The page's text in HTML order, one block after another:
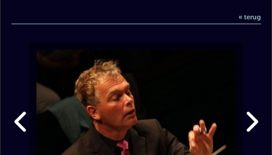
« terug